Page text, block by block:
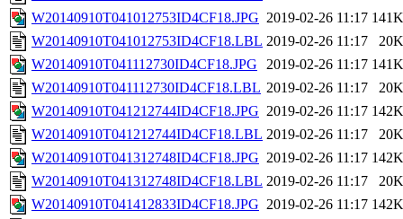
W20140910T041012753ID4CF18.JPG 2019-02-26 11:17 141K
W20140910T041012753ID4CF18.LBL 2019-02-26 11:17
20K
W20140910T041112730ID4CF18.JPG
2019-02-26 11:17 141K
W20140910T041112730ID4CF18.LBL 2019-02-26 11:17
20K
W20140910T041212744ID4CF18.JPG 2019-02-26 11:17 142K
W20140910T041212744ID4CF18.LBL 2019-02-26 11:17
20K
W20140910T041312748ID4CF18.JPG 2019-02-26 11:17 142K
W20140910T041312748ID4CF18.LBL 2019-02-26 11:17
20K
W20140910T041412833ID4CF18.JPG 2019-02-26 11:17 142K